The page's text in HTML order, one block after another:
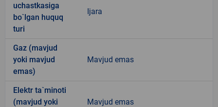
uchastkasiga
bo`lgan huquq
turi
Ijara
Gaz (mavjud
yoki mavjud
emas)
Mavjud emas
Elektr ta`minoti
(mavjud yoki
Mavjud emas